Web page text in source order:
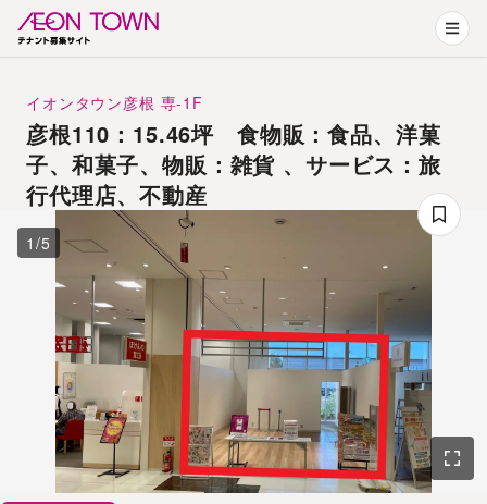
イオンタウン彦根 専-1F
彦根110：15.46坪 食物販：食品、洋菓
子、和菓子、物販：雑貨 、サービス：旅
行代理店、不動産
1 /5